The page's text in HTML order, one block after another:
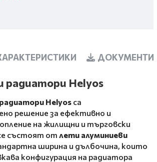
ДОКУМЕНТИ
радиатори Helyos
Helyos са
решение за ефективно и
на жилищни и търговски
състоят от лети алуминиеви
ширина и дълбочина, които
конфигурация на радиатора